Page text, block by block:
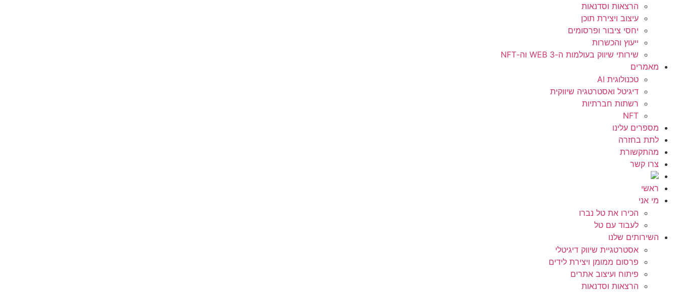
הרצאות וסדנאות
עיצוב ויצירת תוכן
יחסי ציבור ופרסומים
ייעוץ והכשרות
שירותי שיווק בעולמות ה-WEB 3 וה-NFT
מאמרים
טכנולוגית AI
דיגיטל ואסטרטגיה שיווקית
רשתות חברתיות
NFT
מספרים עלינו
לתת בחזרה
מהתקשורת
צרו קשר
ראשי
מי אני
הכירו את טל נברו
לעבוד עם טל
השירותים שלנו
אסטרטגיית שיווק דיגיטלי
פרסום ממומן ויצירת לידים
פיתוח ועיצוב אתרים
הרצאות וסדנאות